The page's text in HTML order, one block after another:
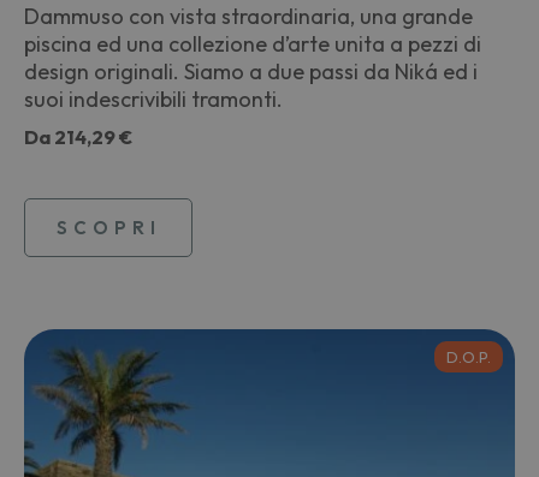
Dammuso con vista straordinaria, una grande
piscina ed una collezione d’arte unita a pezzi di
design originali. Siamo a due passi da Niká ed i
suoi indescrivibili tramonti.
Da 214,29 €
SCOPRI
D.O.P.